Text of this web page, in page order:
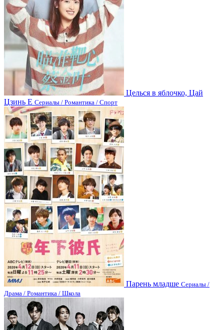
Целься в яблочко, Цай
Цзинь Е Сериалы / Романтика / Спорт
Парень младше Сериалы /
Драма / Романтика / Школа